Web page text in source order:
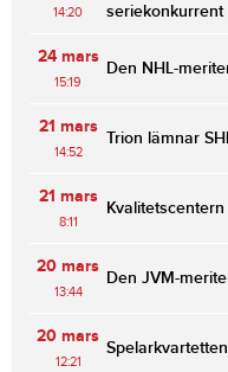
14:20
seriekonkurrent
24 mars
15:19
Den NHL-
21 mars
14:52
Trion lämnar
21 mars
8:11
20 mars
13:44
Den JVM-
20 mars
12:21